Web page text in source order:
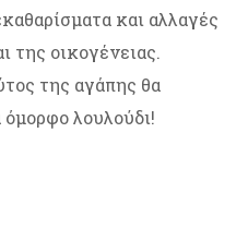
και αλλαγές
της οικογένειας.
της αγάπης θα
λουλούδι!